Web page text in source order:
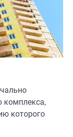
комплекса,
которого